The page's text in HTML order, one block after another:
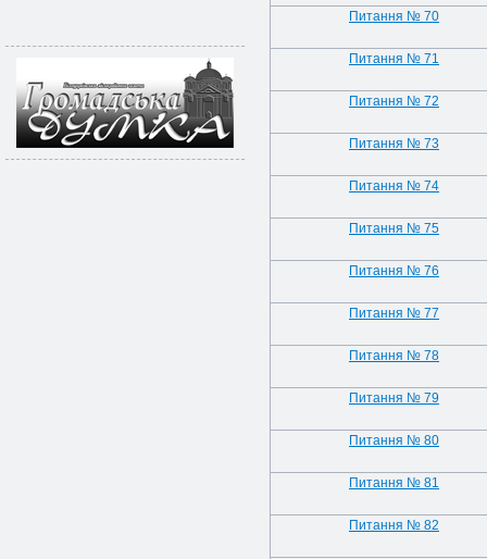
Питання № 70
Питання № 71
Питання № 72
Питання № 73
Питання № 74
Питання № 75
Питання № 76
Питання № 77
Питання № 78
Питання № 79
Питання № 80
Питання № 81
Питання № 82